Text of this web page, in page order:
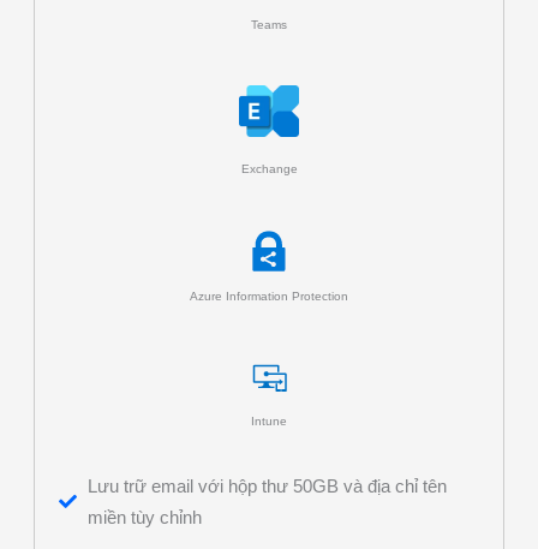
Teams
Exchange
Azure Information Protection
Intune
Lưu trữ email với hộp thư 50GB và địa chỉ tên
miền tùy chỉnh